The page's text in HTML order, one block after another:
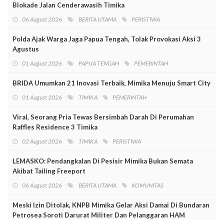
Blokade Jalan Cenderawasih Timika
06 August 2026 BERITA UTAMA PERISTIWA
Polda Ajak Warga Jaga Papua Tengah, Tolak Provokasi Aksi 3
Agustus
01 August 2026 PAPUA TENGAH PEMERINTAH
BRIDA Umumkan 21 Inovasi Terbaik, Mimika Menuju Smart City
01 August 2026 TIMIKA PEMERINTAH
Viral, Seorang Pria Tewas Bersimbah Darah Di Perumahan
Raffles Residence 3 Timika
02 August 2026 TIMIKA PERISTIWA
LEMASKO: Pendangkalan Di Pesisir Mimika Bukan Semata
Akibat Tailing Freeport
06 August 2026 BERITA UTAMA KOMUNITAS
Meski Izin Ditolak, KNPB Mimika Gelar Aksi Damai Di Bundaran
Petrosea Soroti Darurat Militer Dan Pelanggaran HAM